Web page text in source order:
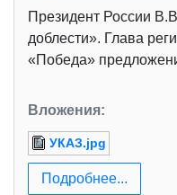
Президент России
доблести». Глава
«Победа»
Вложения:
УКАЗ.jpg
Подробнее...